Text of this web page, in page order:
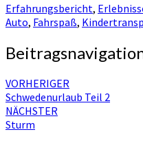
Erfahrungsbericht,
Auto, Fahrspaß,
VORHERIGER
Schwedenurlaub Teil 2
NÄCHSTER
Sturm